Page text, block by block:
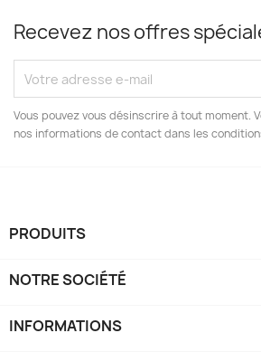
Recevez nos offres
Vous pouvez vous désinscrire à tout moment.
nos informations de contact dans les
PRODUITS
NOTRE SOCIÉTÉ
INFORMATIONS